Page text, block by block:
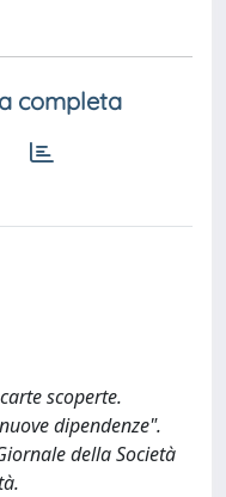
completa
scoperte.
dipendenze".
della Società